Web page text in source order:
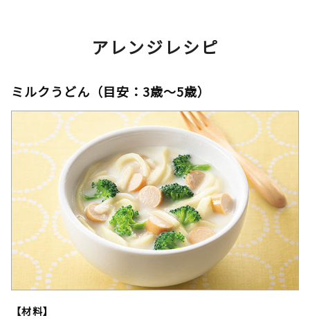
アレンジレシピ
ミルクうどん（目安：3歳～5歳）
【材料】